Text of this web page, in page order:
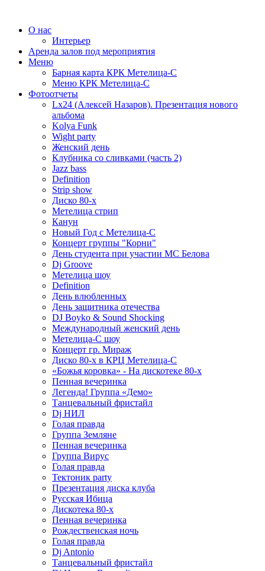
О нас
Интерьер
Аренда залов под мероприятия
Меню
Барная карта КРК Метелица-С
Меню КРК Метелица-С
Фотоотчеты
Lx24 (Алексей Назаров). Презентация нового
альбома
Kolya Funk
Wight party
Женский день
Клубника со сливками (часть 2)
Jazz bass
Definition
Strip show
Диско 80-х
Метелица стрип
Канун
Новый Год с Метелица-С
Концерт группы "Корни"
День студента при участии МС Белова
Dj Groove
Метелица шоу
Definition
День влюбленных
День защитника отечества
DJ Boyko & Sound Shocking
Международный женский день
Метелица-С шоу
Концерт гр. Мираж
Диско 80-х в КРЦ Метелица-С
«Божья коровка» - На дискотеке 80-х
Пенная вечеринка
Легенда! Группа «Демо»
Танцевальный фристайл
Dj НИЛ
Голая правда
Группа Земляне
Пенная вечеринка
Группа Вирус
Голая правда
Тектоник party
Презентация диска клуба
Русская Ибица
Дискотека 80-х
Пенная вечеринка
Рождественская ночь
Голая правда
Dj Antonio
Танцевальный фристайл